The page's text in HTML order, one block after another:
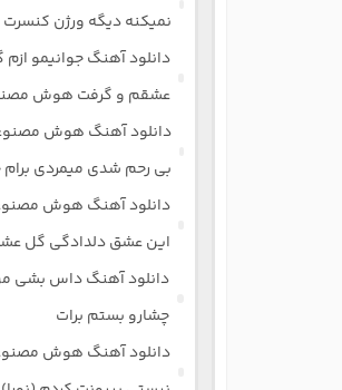
نمیکنه دیگه ورژن
دانلود آهنگ جوانیمو
عشقم و گرفت هوش
دانلود آهنگ هوش
بی رحم شدی میمردی
دانلود آهنگ هوش
این عشق دلدادگی گل
دانلود آهنگ داس بشی
چشارو بستم برات
دانلود آهنگ هوش